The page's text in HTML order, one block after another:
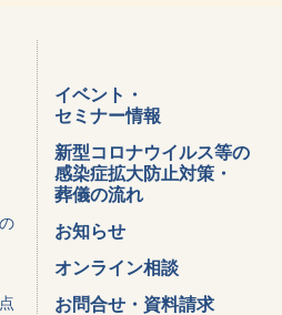
イベント・
セミナー情報
新型コロナウイルス等の
感染症拡大防止対策・
葬儀の流れ
お知らせ
オンライン相談
お問合せ・資料請求